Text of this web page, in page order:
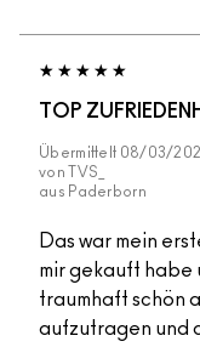
TOP
Übermittelt 08/03/
von
TVS_
aus Paderborn
Das war mein
mir gekauft habe
traumhaft schön
aufzutragen und